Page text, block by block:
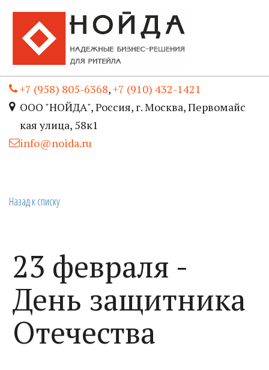
+7 (958) 805-6368,+7 (910) 432-1421
ООО "НОЙДА",Россия, г. Москва,Первомайс
кая улица, 58к1
info@noida.ru
Назад к списку
23 февраля -
День защитника
Отечества